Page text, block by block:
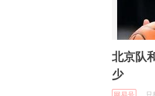
北京队
少